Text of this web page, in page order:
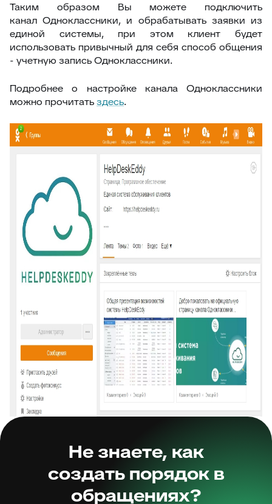
Таким образом Вы можете подключить
канал Одноклассники, и обрабатывать заявки из
единой системы, при этом клиент будет
использовать привычный для себя способ общения
- учетную запись Одноклассники.
Подробнее о настройке канала Одноклассники
можно прочитатьздесь.
Не знаете, как
создать порядок в
обращениях?